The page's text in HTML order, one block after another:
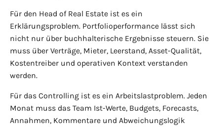
Für den Head of Real Estate ist es ein
Erklärungsproblem. Portfolioperformance lässt sich
nicht nur über buchhalterische Ergebnisse steuern. Sie
muss über Verträge, Mieter, Leerstand, Asset-Qualität,
Kostentreiber und operativen Kontext verstanden
werden.
Für das Controlling ist es ein Arbeitslastproblem. Jeden
Monat muss das Team Ist-Werte, Budgets, Forecasts,
Annahmen, Kommentare und Abweichungslogik